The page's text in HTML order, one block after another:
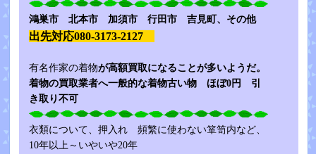
鴻巣市 北本市 加須市 行田市 吉見町、その他
出先対応080-3173-2127
有名作家の着物が高額買取になることが多いようだ。
着物の買取業者へ一般的な着物古い物 ほぼ0円 引
き取り不可
衣類について、押入れ 頻繁に使わない箪笥内など、
10年以上～いやいや20年